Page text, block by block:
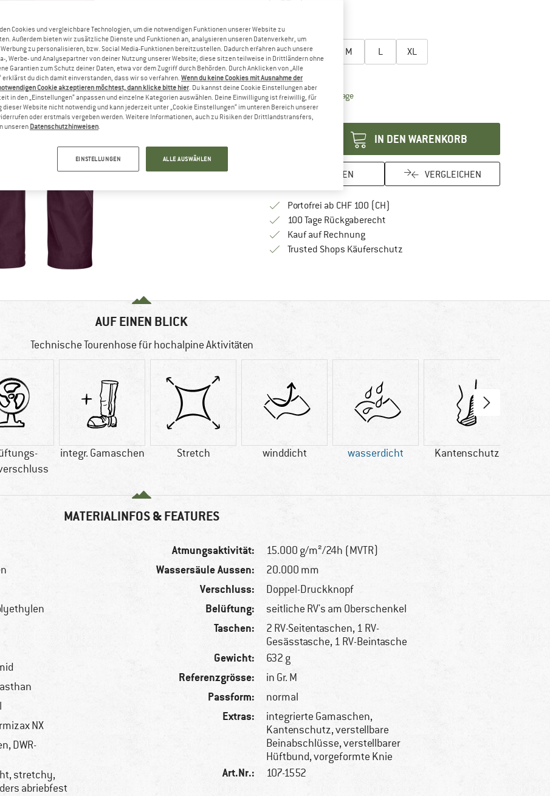
Grösse wählen:
XS M L XL
Grössentabelle
Lieferzeit: 3-5 WerktageDer Link öffnet sich in einer Infobox und beinhaltet
Menge:
IN DEN WARENKORB
MERKEN VERGLEICHEN
Portofrei ab CHF 100 (CH)
100 Tage RückgaberechtGehe hier zu den Rückgabe-Richtlinien
Kauf auf RechnungFinde die Zahlungs-Infos hier! Öffnet sich in
Trusted Shops KäuferschutzFinde alle Infos hier!
AUF EINEN BLICK
Technische Tourenhose für hochalpine Aktivitäten
integr. Gamaschen Stretch winddicht wasserdicht Kantenschutz
MATERIALINFOS & FEATURES
NX
DWR-
stretchy,
abriebfest
Atmungsaktivität: 15.000 g/m²/24h (MVTR)
Wassersäule Aussen: 20.000 mm
Verschluss: Doppel-Druckknopf
Belüftung: seitliche RV's am Oberschenkel
Taschen:
2 RV-Seitentaschen, 1 RV-
Gesässtasche, 1 RV-Beintasche
Gewicht: 632 g
Referenzgrösse: in Gr. M
Passform: normal
Extras:
integrierte Gamaschen,
Kantenschutz, verstellbare
Beinabschlüsse, verstellbarer
Hüftbund, vorgeformte Knie
Art.Nr.: 107-1552
Cookies und vergleichbare Technologien, um die notwendigen Funktionen unserer Website zu
Außerdem bieten wir zusätzliche Dienste und Funktionen an, analysieren unseren Datenverkehr, um
zu personalisieren, bzw. Social Media-Funktionen bereitzustellen. Dadurch erfahren auch unsere
, Werbe- und Analysepartner von deiner Nutzung unserer Website; diese sitzen teilweise in Drittländern ohne
Garantien zum Schutz deiner Daten, etwa vor dem Zugriff durch Behörden. Durch Anklicken von „Alle
erklärst du dich damit einverstanden, dass wir so verfahren. Wenn du keine Cookies mit Ausnahme der
Cookie akzeptieren möchtest, dann klicke bitte hier. Du kannst deine Cookie Einstellungen aber
in den „Einstellungen“ anpassen und einzelne Kategorien auswählen. Deine Einwilligung ist freiwillig, für
dieser Website nicht notwendig und kann jederzeit unter „Cookie Einstellungen“ im unteren Bereich unserer
oder erstmals vergeben werden. Weitere Informationen, auch zu Risiken der Drittlandstransfers,
unseren Datenschutzhinweisen.
EINSTELLUNGEN ALLE AUSWÄHLEN